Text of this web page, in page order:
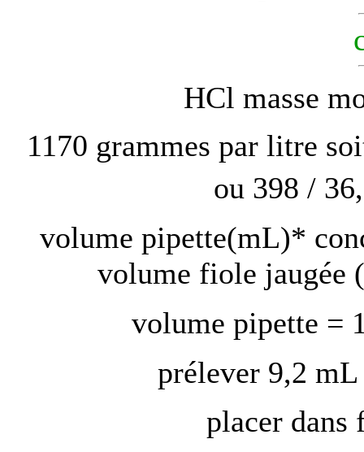
HCl masse
1170 grammes par litre
ou 398 /
volume pipette(mL)*
volume fiole jaugée
volume pipette =
prélever 9,2
placer dans